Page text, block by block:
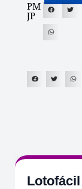
PM
JP
Lotofácil